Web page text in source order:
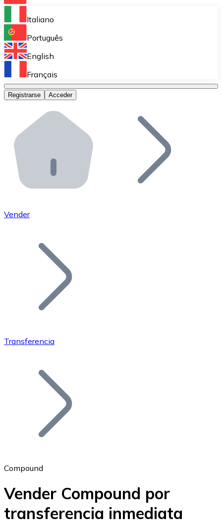
Bitnovo Ramp
Integra nuestra solución en tu plataforma.
Bitnovo Giftcards
Bitnovo OTC
Bitnovo ATM
Integra un ATM Bitnovo en tu negocio y permite que
Bitnovo API
Integra nuestra API en tu ecosistema.
Únete a nuestra red de distribuidores.
Añade tu proyecto a nuestro ecosistema.
Bitcoin
Ethereum
Italiano
Português
English
Français
Registrarse Acceder
Vender
Transferencia
Compound
Vender Compound por
transferencia inmediata